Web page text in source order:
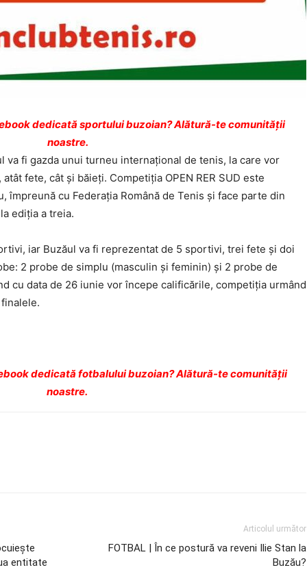
dedicată sportului buzoian? Alătură-te comunității
noastre.
va fi gazda unui turneu internațional de tenis, la care vor
fete, cât și băieți. Competiția OPEN RER SUD este
împreună cu Federația Română de Tenis și face parte din
ediția a treia.
iar Buzăul va fi reprezentat de 5 sportivi, trei fete și doi
2 probe de simplu (masculin și feminin) și 2 probe de
cu data de 26 iunie vor începe calificările, competiția urmând
dedicată fotbalului buzoian? Alătură-te comunității
noastre.
entitate
Articolul următor
FOTBAL | În ce postură va reveni Ilie Stan la
Buzău?